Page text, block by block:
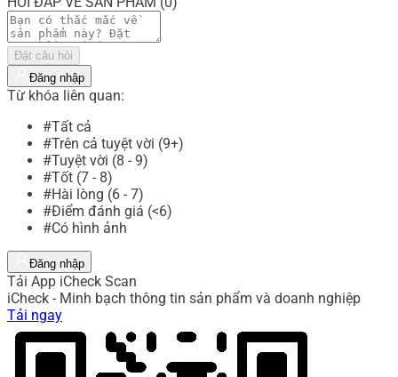
Đặt câu hỏi
Đăng nhập
Từ khóa liên quan:
#Tất cả
#Trên cả tuyệt vời (9+)
#Tuyệt vời (8 - 9)
#Tốt (7 - 8)
#Hài lòng (6 - 7)
#Điểm đánh giá (<6)
#Có hình ảnh
Đăng nhập
Tải App iCheck Scan
iCheck - Minh bạch thông tin sản phẩm và doanh nghiệp
Tải ngay